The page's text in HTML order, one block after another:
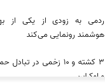
ردمی به زودی از یکی از
هوشمند رونمایی می‌کند
۳ کشته و ۱۰ زخمی در
و اوکراین